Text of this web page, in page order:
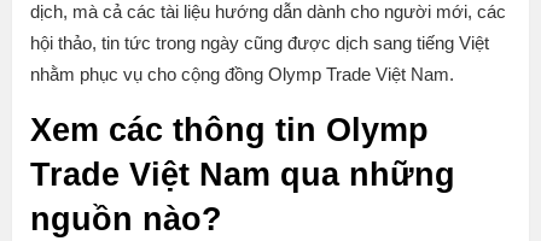
dịch, mà cả các tài liệu hướng dẫn dành cho người mới, các
hội thảo, tin tức trong ngày cũng được dịch sang tiếng Việt
nhằm phục vụ cho cộng đồng Olymp Trade Việt Nam.
Xem các thông tin Olymp
Trade Việt Nam qua những
nguồn nào?